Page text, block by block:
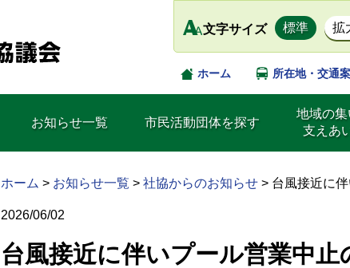
文字サイズ 標準 拡
ホーム 所在地・交通
お知らせ一覧 市民活動団体を探す
地域の
支えあ
ホーム > お知らせ一覧 > 社協からのお知らせ > 台風接近に
2026/06/02
台風接近に伴いプール営業中止